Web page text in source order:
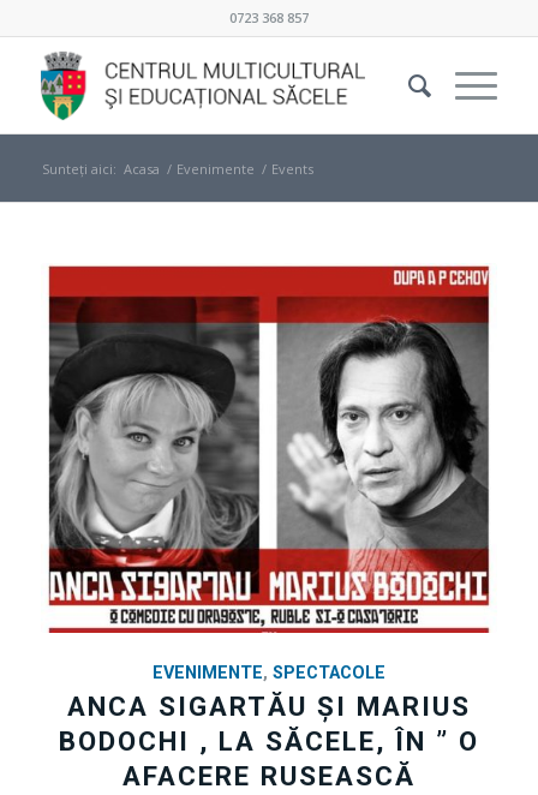
0723 368 857
Sunteți aici: Acasa / Evenimente / Events
EVENIMENTE, SPECTACOLE
ANCA SIGARTĂU ȘI MARIUS
BODOCHI , LA SĂCELE, ÎN ” O
AFACERE RUSEASCĂ